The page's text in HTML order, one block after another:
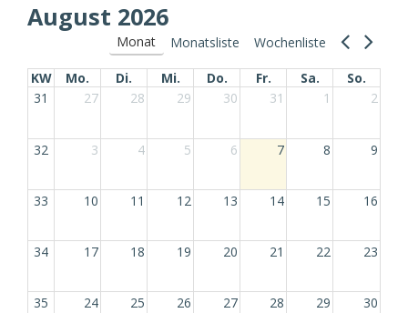
August 2026
Monat Monatsliste Wochenliste
KW Mo. Di. Mi. Do. Fr. Sa.
So.
31
27 28 29 30 31 1 2
32 3 4 5 6 7 8 9
33 10 11 12 13 14 15 16
34 17 18 19 20 21 22 23
35 24 25 26 27 28 29 30